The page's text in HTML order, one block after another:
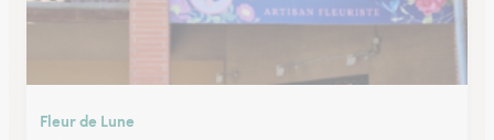
Fleur de Lune